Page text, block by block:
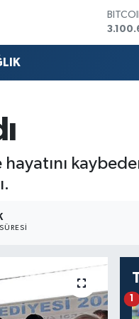
13.779
1